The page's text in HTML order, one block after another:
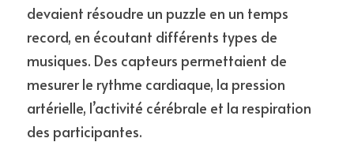
devaient résoudre un puzzle en un temps
record, en écoutant différents types de
musiques. Des capteurs permettaient de
mesurer le rythme cardiaque, la pression
artérielle, l’activité cérébrale et la respiration
des participantes.